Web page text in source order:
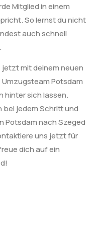
Mitglied in einem
So lernst du nicht
auch schnell
mit deinem neuen
Potsdam
hinter sich lassen.
jedem Schritt und
Potsdam nach Szeged
uns jetzt für
dich auf ein